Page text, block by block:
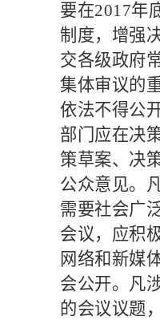
要在2017年
制度，增强
交各级政府
集体审议的
依法不得公
部门应在决
策草案、决
公众意见。
需要社会广
会议，应积
网络和新媒
会公开。凡
的会议议题